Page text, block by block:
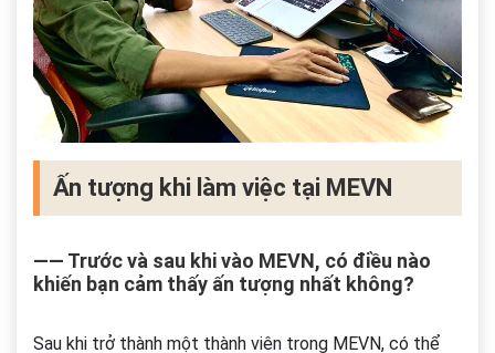
Ấn tượng khi làm việc tại MEVN
―― Trước và sau khi vào MEVN, có điều nào
khiến bạn cảm thấy ấn tượng nhất không?
Sau khi trở thành một thành viên trong MEVN, có thể